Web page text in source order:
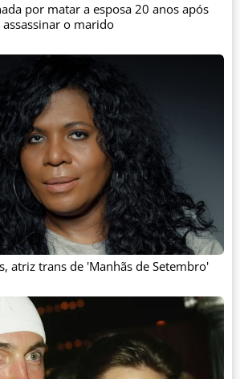
por matar a esposa 20 anos após
assassinar o marido
atriz trans de 'Manhãs de Setembro'